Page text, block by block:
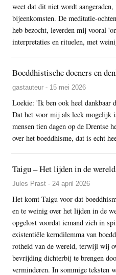
weet dat dit niet wordt
bijeenkomsten. De meditatie-
heb bezocht, leverden mij vooral
interpretaties en rituelen, met
Boeddhistische doeners en
gastauteur - 15 mei 2026
Loekie: 'Ik ben ook heel dankbaar
Dat het voor mij als leek mogelijk
mensen tien dagen op de Drentse
over het boeddhisme, dat is echt
Taigu – Het lijden in de wereld
Jules Prast - 24 april 2026
Het komt Taigu voor dat
en te weinig over het lijden in de
opgelost voordat iemand zich in
existentiële kerndilemma van
rotheid van de wereld, terwijl wij
bevrijding dichterbij te brengen
verminderen. In sommige teksten